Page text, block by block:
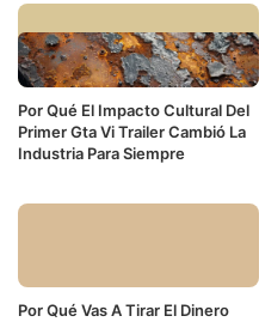
Por Qué El Impacto Cultural Del
Primer Gta Vi Trailer Cambió La
Industria Para Siempre
Por Qué Vas A Tirar El Dinero